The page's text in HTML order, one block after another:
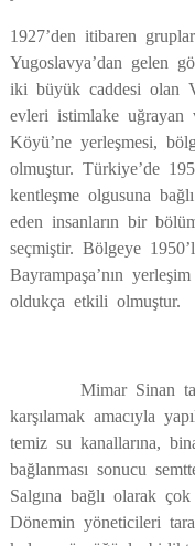
1927’den itibaren
Yugoslavya’dan gelen
iki büyük caddesi olan
evleri istimlake uğrayan
Köyü’ne yerleşmesi,
olmuştur. Türkiye’de
kentleşme olgusuna
eden insanların bir
seçmiştir. Bölgeye
Bayrampaşa’nın
oldukça etkili olmuştur.
Mimar Sinan
karşılamak amacıyla
temiz su kanallarına,
bağlanması sonucu
Salgına bağlı olarak
Dönemin yöneticileri